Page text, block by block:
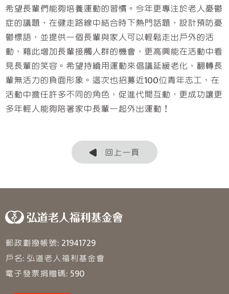
希望長輩們能夠培養運動的習慣。今年更專注於老人憂鬱
症的議題，在健走路線中結合時下熱門話題，設計預防憂
鬱標語，並提供一個長輩與家人可以輕鬆走出戶外的活
動，藉此增加長輩接觸人群的機會，更高興能在活動中看
見長輩的笑容。希望持續用運動來倡議延緩老化，翻轉長
輩無活力的負面形象。這次也招募近100位青年志工，在
活動中擔任許多不同的角色，促進代間互動，更成功讓更
多年輕人能夠陪著家中長輩一起外出運動！
回上一頁
郵政劃撥帳號: 21941729
戶名: 弘道老人福利基金會
電子發票捐贈碼: 590